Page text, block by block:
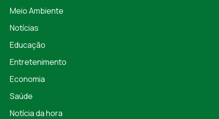
Meio Ambiente
Notícias
Educação
Entretenimento
Economia
Saúde
Notícia da hora